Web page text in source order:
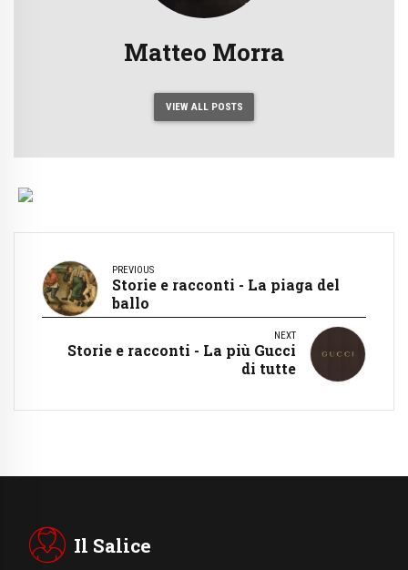
Matteo Morra
VIEW ALL POSTS
PREVIOUS
Storie e racconti - La piaga del
ballo
NEXT
Storie e racconti - La più Gucci
di tutte
Il Salice